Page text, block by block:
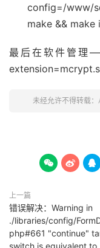
config=/
make && make
最后在软件管理
未经允许不得转载：
  
上一篇
错误解决：Warning in
./libraries/config/
php#661 "continue"
switch is equivalent to